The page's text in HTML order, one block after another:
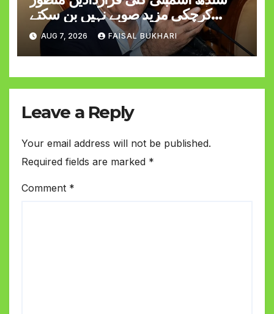
کرچکی مزید صوبے نہیں بن سکتے
وزیراعلیٰ مراد علی شاہ
AUG 7, 2026 FAISAL BUKHARI
Leave a Reply
Your email address will not be published.
Required fields are marked *
Comment *